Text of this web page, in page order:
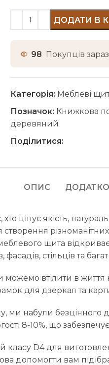
ДОДАТИ В
98 Покупців
Категорія: Меблеві
Позначок: Книжкова
деревяний
Поділитися:
ОПИС
цінує якість,
щита
стільців та
втілити в життя
для дзеркал та
набули безцінного
8-10%, що забезпечує
D4 для
допомогти вам